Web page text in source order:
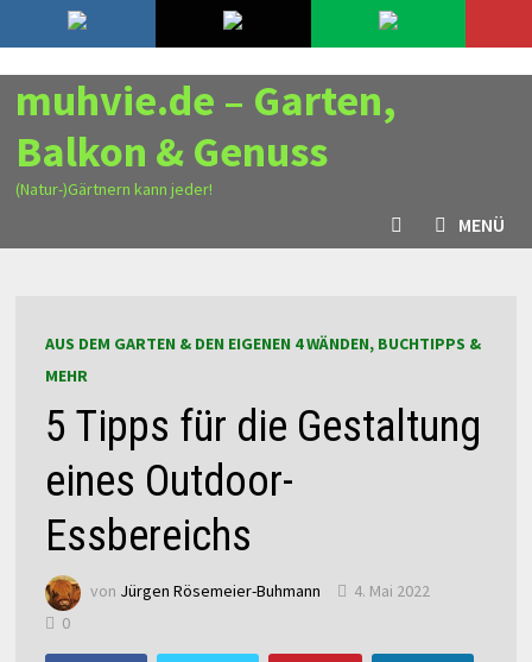
zum
Inhalt
8. August 2026
muhvie.de – Garten,
Balkon & Genuss
(Natur-)Gärtnern kann jeder!
MENÜ
AUS DEM GARTEN & DEN EIGENEN 4 WÄNDEN, BUCHTIPPS &
MEHR
5 Tipps für die Gestaltung
eines Outdoor-
Essbereichs
von Jürgen Rösemeier-Buhmann
4. Mai 2022
0